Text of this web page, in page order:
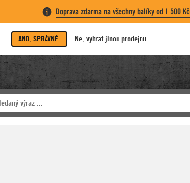
Doprava zdarma na všechny balíky od 1 500 Kč
ANO, SPRÁVNĚ. Ne, vybrat jinou prodejnu.